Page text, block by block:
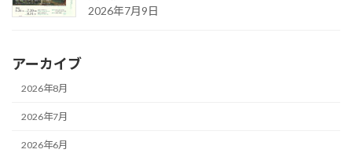
2026年7月9日
アーカイブ
2026年8月
2026年7月
2026年6月